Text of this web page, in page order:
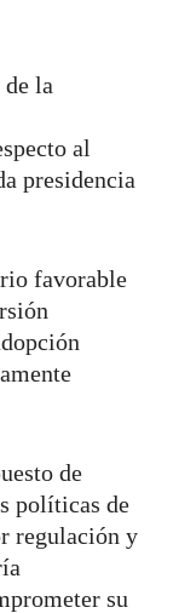
la
al
presidencia
favorable
de
políticas de
regulación y
su